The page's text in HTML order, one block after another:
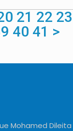
21 22 23
40 41 >
Mohamed Dileita